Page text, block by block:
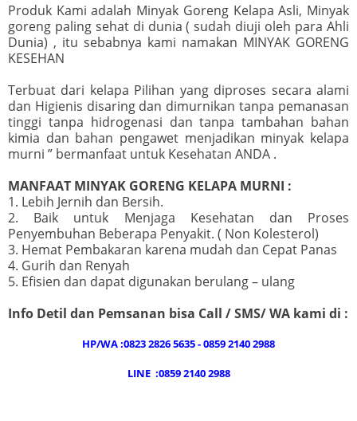
Produk Kami adalah Minyak Goreng Kelapa Asli, Minyak
goreng paling sehat di dunia ( sudah diuji oleh para Ahli
Dunia) , itu sebabnya kami namakan MINYAK GORENG
KESEHAN
Terbuat dari kelapa Pilihan yang diproses secara alami
dan Higienis disaring dan dimurnikan tanpa pemanasan
tinggi tanpa hidrogenasi dan tanpa tambahan bahan
kimia dan bahan pengawet menjadikan minyak kelapa
murni ” bermanfaat untuk Kesehatan ANDA .
MANFAAT MINYAK GORENG KELAPA MURNI :
1. Lebih Jernih dan Bersih.
2. Baik untuk Menjaga Kesehatan dan Proses
Penyembuhan Beberapa Penyakit. ( Non Kolesterol)
3. Hemat Pembakaran karena mudah dan Cepat Panas
4. Gurih dan Renyah
5. Efisien dan dapat digunakan berulang – ulang
Info Detil dan Pemsanan bisa Call / SMS/ WA kami di :
HP/WA :0823 2826 5635 - 0859 2140 2988
LINE :0859 2140 2988